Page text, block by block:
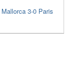
3-0 Paris